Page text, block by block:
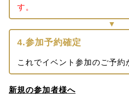
す。
4.参加予約確定
これでイベント参加のご予約
新規の参加者様へ